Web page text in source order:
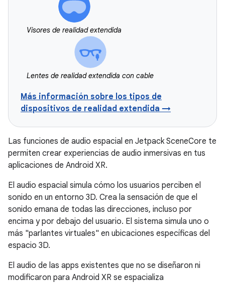
Visores de realidad extendida
Lentes de realidad extendida con cable
Más información sobre los tipos de
dispositivos de realidad extendida →
Las funciones de audio espacial en Jetpack SceneCore te
permiten crear experiencias de audio inmersivas en tus
aplicaciones de Android XR.
El audio espacial simula cómo los usuarios perciben el
sonido en un entorno 3D. Crea la sensación de que el
sonido emana de todas las direcciones, incluso por
encima y por debajo del usuario. El sistema simula uno o
más "parlantes virtuales" en ubicaciones específicas del
espacio 3D.
El audio de las apps existentes que no se diseñaron ni
modificaron para Android XR se espacializa